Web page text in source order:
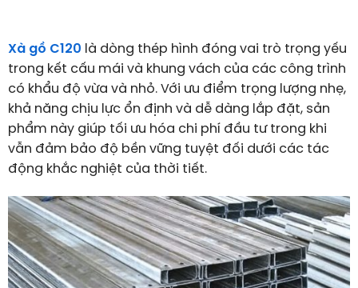
Xà gồ C120 là dòng thép hình đóng vai trò trọng yếu
trong kết cấu mái và khung vách của các công trình
có khẩu độ vừa và nhỏ. Với ưu điểm trọng lượng nhẹ,
khả năng chịu lực ổn định và dễ dàng lắp đặt, sản
phẩm này giúp tối ưu hóa chi phí đầu tư trong khi
vẫn đảm bảo độ bền vững tuyệt đối dưới các tác
động khắc nghiệt của thời tiết.